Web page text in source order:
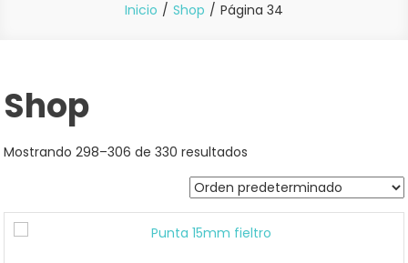
Inicio Shop Página 34
Shop
Mostrando 298–306 de 330 resultados